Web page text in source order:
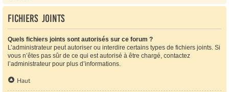
Fichiers joints
Quels fichiers joints sont autorisés sur ce forum ?
L’administrateur peut autoriser ou interdire certains types de fichiers joints. Si
vous n’êtes pas sûr de ce qui est autorisé à être chargé, contactez
l’administrateur pour plus d’informations.
Haut